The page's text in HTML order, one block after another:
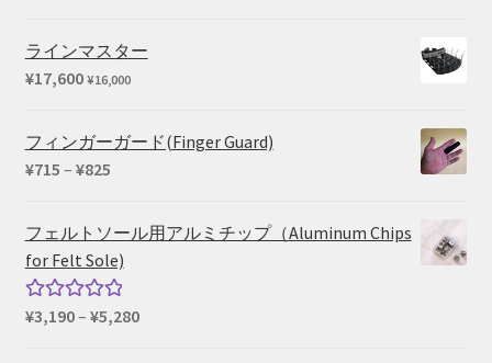
ラインマスター
¥17,600 ¥16,000
フィンガーガード(Finger Guard)
¥715 – ¥825価
帯:
¥715
–
フェルトソール用アルミチップ（Aluminum Chips
for Felt Sole)
5段階中
¥3,190– ¥5,280価